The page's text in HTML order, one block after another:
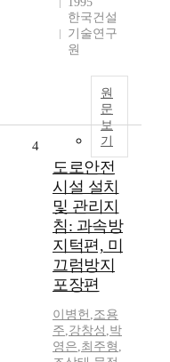
한국건설
기술연구
원
원
문
보
기
4
도로안전
시설 설치
및 관리지
침: 과속방
지턱편, 미
끄럼방지
포장편
이병헌 ,조용
주,강창성 ,박
영은,최주형 ,